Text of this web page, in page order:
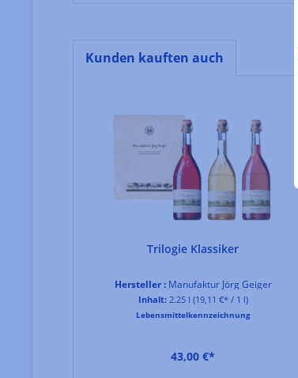
Kunden kauften auch
Trilogie Klassiker
Hersteller :Manufaktur Jörg Geiger
Inhalt: 2.25 l (19,11 €* / 1 l)
Lebensmittelkennzeichnung
43,00 €*